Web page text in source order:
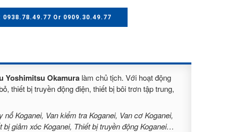
0938.78.49.77 Or 0909.30.49.77
Yoshimitsu Okamuralàm chủ tịch. Với hoạt động
thiết bị truyền động điện, thiết bị bôi trơn tập trung,
nổ Koganei, Van kiểm tra Koganei, Van cơ Koganei,
bị giảm xóc Koganei, Thiết bị truyền động Koganei…